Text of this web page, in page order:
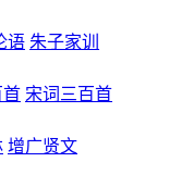
语 朱子家训
首 宋词三百首
增广贤文